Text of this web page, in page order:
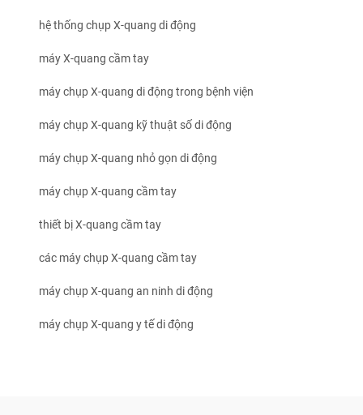
hệ thống chụp X-quang di động
máy X-quang cầm tay
máy chụp X-quang di động trong bệnh viện
máy chụp X-quang kỹ thuật số di động
máy chụp X-quang nhỏ gọn di động
máy chụp X-quang cầm tay
thiết bị X-quang cầm tay
các máy chụp X-quang cầm tay
máy chụp X-quang an ninh di động
máy chụp X-quang y tế di động